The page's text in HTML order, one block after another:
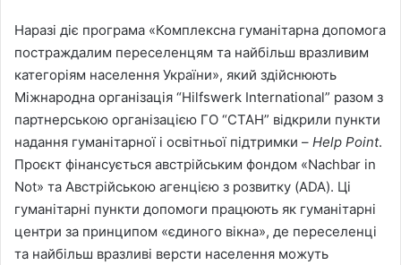
Наразі діє програма «Комплексна гуманітарна допомога
постраждалим переселенцям та найбільш вразливим
категоріям населення України», який здійснюють
Міжнародна організація “Hilfswerk International” разом з
партнерською організацією ГО “СТАН” відкрили пункти
надання гуманітарної і освітньої підтримки – Help Point.
Проєкт фінансується австрійським фондом «Nachbar in
Not» та Австрійською агенцією з розвитку (ADA). Ці
гуманітарні пункти допомоги працюють як гуманітарні
центри за принципом «єдиного вікна», де переселенці
та найбільш вразливі версти населення можуть